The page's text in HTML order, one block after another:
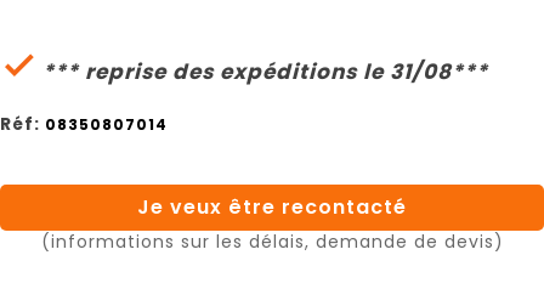
 *** reprise des expéditions le 31/08***
Réf: 08350807014
Je veux être recontacté
(informations sur les délais, demande de devis)